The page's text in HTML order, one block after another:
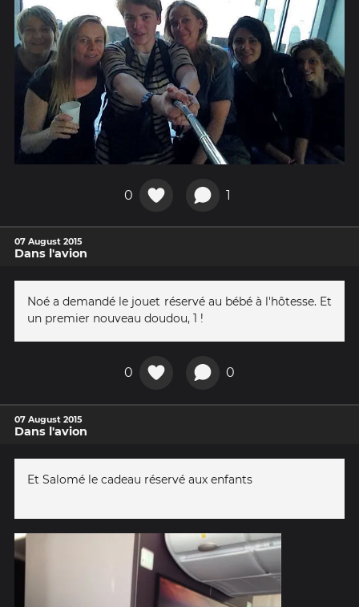
0 1
07 August 2015
Dans l'avion
Noé a demandé le jouet réservé au bébé à l'hôtesse. Et
un premier nouveau doudou, 1 !
0 0
07 August 2015
Dans l'avion
Et Salomé le cadeau réservé aux enfants